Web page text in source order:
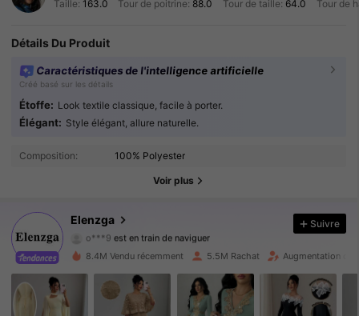
Taille: 163.0 Tour de poitrine: 88.0 Tour de taille: 64.0 Tour de
Détails Du Produit
Caractéristiques de l'intelligence artificielle
Créé basé sur les détails
Étoffe: Look textile classique, facile à porter.
Élégant: Style élégant, allure naturelle.
Composition: 100% Polyester
Voir plus
Elenzga
3M Suiveurs
o***9
4.89
3M Suiveurs
4.89 3M Suiveurs
Suivre
8.4M Vendu récemment 5.5M Rachat Augmentation du